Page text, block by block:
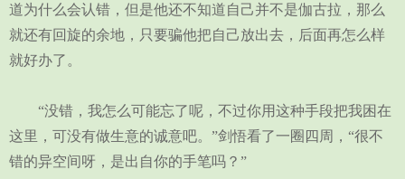
道为什么会认错，但是他还不知道自己并不是伽古拉，那么
就还有回旋的余地，只要骗他把自己放出去，后面再怎么样
就好办了。
“没错，我怎么可能忘了呢，不过你用这种手段把我困在
这里，可没有做生意的诚意吧。”剑悟看了一圈四周，“很不
错的异空间呀，是出自你的手笔吗？”